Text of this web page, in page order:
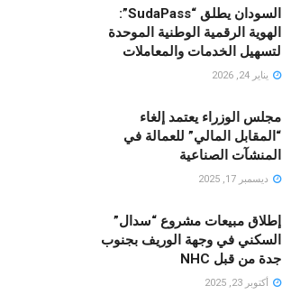
السودان يطلق “SudaPass”:
الهوية الرقمية الوطنية الموحدة
لتسهيل الخدمات والمعاملات
يناير 24, 2026
مجلس الوزراء يعتمد إلغاء
“المقابل المالي” للعمالة في
المنشآت الصناعية
ديسمبر 17, 2025
إطلاق مبيعات مشروع “سدال”
السكني في وجهة الوريف بجنوب
جدة من قبل NHC
أكتوبر 23, 2025